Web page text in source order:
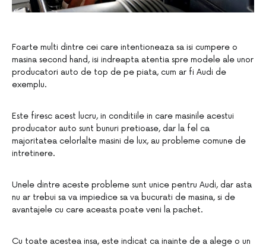
Foarte multi dintre cei care intentioneaza sa isi cumpere o
masina second hand, isi indreapta atentia spre modele ale unor
producatori auto de top de pe piata, cum ar fi Audi de
exemplu.
Este firesc acest lucru, in conditiile in care masinile acestui
producator auto sunt bunuri pretioase, dar la fel ca
majoritatea celorlalte masini de lux, au probleme comune de
intretinere.
Unele dintre aceste probleme sunt unice pentru Audi, dar asta
nu ar trebui sa va impiedice sa va bucurati de masina, si de
avantajele cu care aceasta poate veni la pachet.
Cu toate acestea insa, este indicat ca inainte de a alege o un